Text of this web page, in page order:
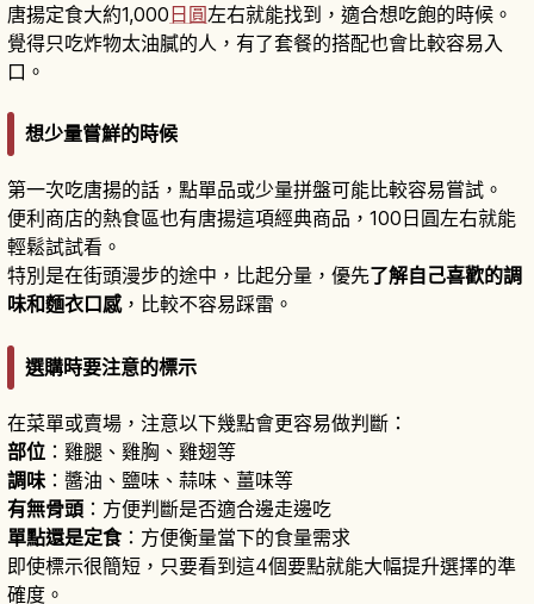
唐揚定食大約1,000 日圓左右就能找到，適合想吃飽的時候。
覺得只吃炸物太油膩的人，有了套餐的搭配也會比較容易入
口。
想少量嘗鮮的時候
第一次吃唐揚的話，點單品或少量拼盤可能比較容易嘗試。
便利商店的熱食區也有唐揚這項經典商品，100日圓左右就能
輕鬆試試看。
特別是在街頭漫步的途中，比起分量，優先了解自己喜歡的調
味和麵衣口感，比較不容易踩雷。
選購時要注意的標示
在菜單或賣場，注意以下幾點會更容易做判斷：
部位 ：雞腿、雞胸、雞翅等
調味 ：醬油、鹽味、蒜味、薑味等
有無骨頭 ：方便判斷是否適合邊走邊吃
單點還是定食：方便衡量當下的食量需求
即使標示很簡短，只要看到這4個要點就能大幅提升選擇的準
確度。